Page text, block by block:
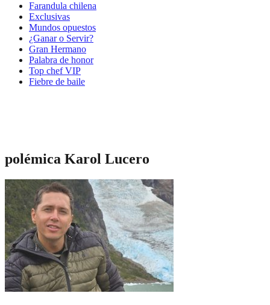
Farandula chilena
Exclusivas
Mundos opuestos
¿Ganar o Servir?
Gran Hermano
Palabra de honor
Top chef VIP
Fiebre de baile
polémica Karol Lucero